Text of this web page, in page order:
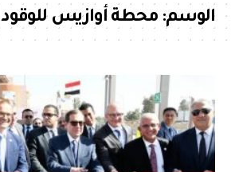
الوسم: محطة أوازيس للوقود